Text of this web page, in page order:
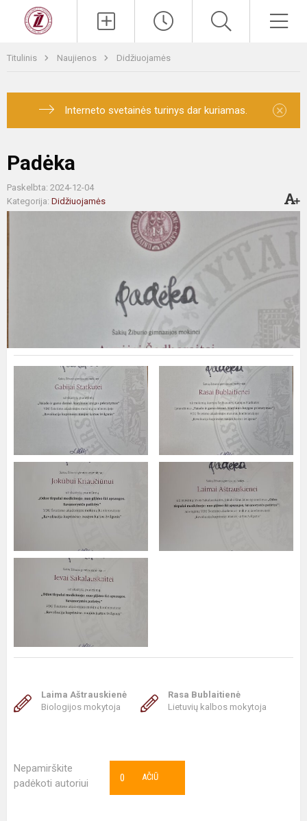
Titulinis Naujienos Didžiuojamės
Interneto svetainės turinys dar kuriamas. ×
Padėka
Paskelbta: 2024-12-04
Kategorija: Didžiuojamės
Laima Aštrauskienė
Biologijos mokytoja
Rasa Bublaitienė
Lietuvių kalbos mokytoja
Nepamirškite
padėkoti autoriui
AČIŪ
0